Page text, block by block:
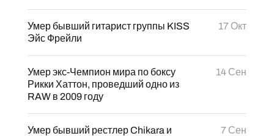
Умер бывший гитарист группы KISS
Эйс Фрейли
17 Окт
Умер экс-Чемпион мира по боксу
Рикки Хаттон, проведший одно из
RAW в 2009 году
14 Сен
Умер бывший рестлер Chikara и
7 Сен